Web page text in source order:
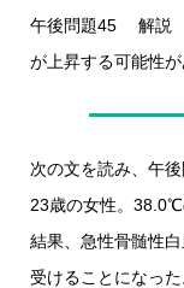
午後問題45 解説
が上昇する可能性が
次の文を読み、午
23歳の女性。
結果、急性骨髄性
受けることになっ